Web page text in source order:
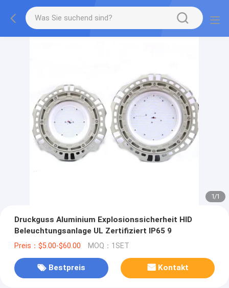
1/1
Druckguss Aluminium Explosionssicherheit HID
Beleuchtungsanlage UL Zertifiziert IP65 9
Preis：$5.00-$60.00 MOQ：1SET
Bestpreis Kontakt